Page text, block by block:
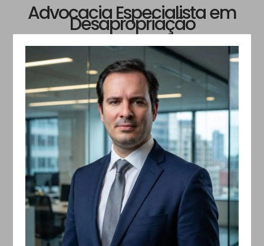
Advocacia Especialista em
Desapropriação